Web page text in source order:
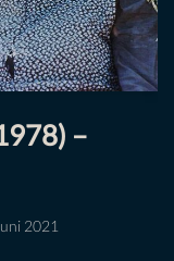
–
2021